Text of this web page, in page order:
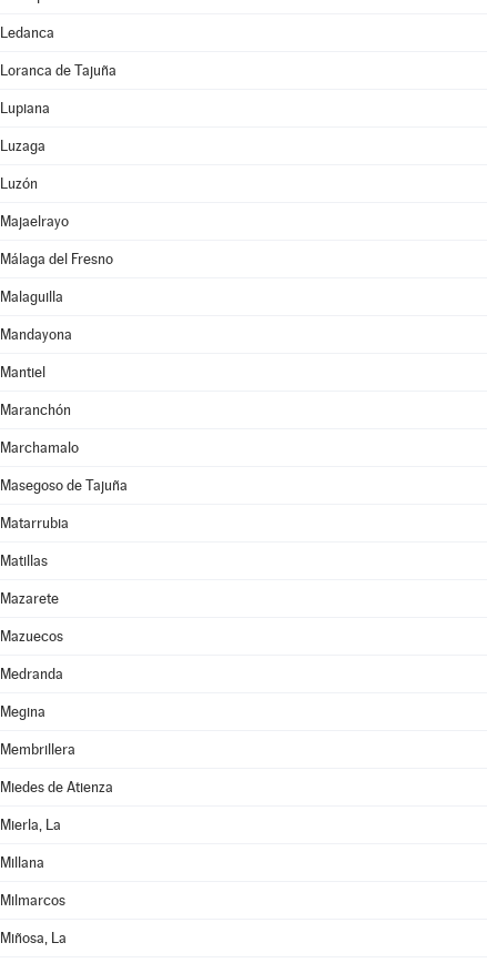
Ledanca
Loranca de Tajuña
Lupiana
Luzaga
Luzón
Majaelrayo
Málaga del Fresno
Malaguilla
Mandayona
Mantiel
Maranchón
Marchamalo
Masegoso de Tajuña
Matarrubia
Matillas
Mazarete
Mazuecos
Medranda
Megina
Membrillera
Miedes de Atienza
Mierla, La
Millana
Milmarcos
Miñosa, La